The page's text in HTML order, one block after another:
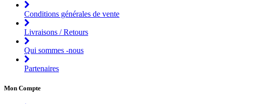
Conditions générales de vente
Livraisons / Retours
Qui sommes -nous
Partenaires
Mon Compte